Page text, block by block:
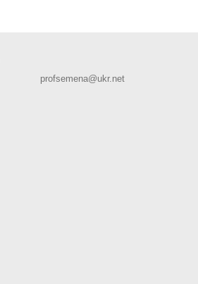
profsemena@ukr.net